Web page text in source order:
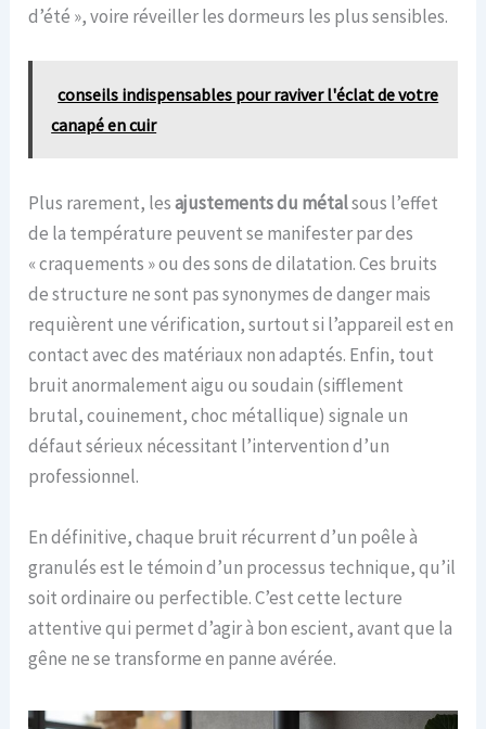
d’été », voire réveiller les dormeurs les plus sensibles.
conseils indispensables pour raviver l'éclat de votre
canapé en cuir
Plus rarement, lesajustements du métalsous l’effet
de la température peuvent se manifester par des
« craquements » ou des sons de dilatation. Ces bruits
de structure ne sont pas synonymes de danger mais
requièrent une vérification, surtout si l’appareil est en
contact avec des matériaux non adaptés. Enfin, tout
bruit anormalement aigu ou soudain (sifflement
brutal, couinement, choc métallique) signale un
défaut sérieux nécessitant l’intervention d’un
professionnel.
En définitive, chaque bruit récurrent d’un poêle à
granulés est le témoin d’un processus technique, qu’il
soit ordinaire ou perfectible. C’est cette lecture
attentive qui permet d’agir à bon escient, avant que la
gêne ne se transforme en panne avérée.